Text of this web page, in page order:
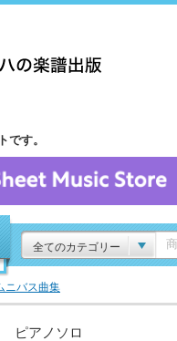
です。
全てのカテゴリー
ニバス曲集
ピアノソロ